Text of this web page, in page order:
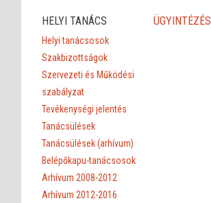
HELYI TANÁCS
Helyi tanácsosok
Szakbizottságok
Szervezeti és Működési
szabályzat
Tevékenységi jelentés
Tanácsülések
Tanácsülések (arhívum)
Belépőkapu-tanácsosok
Arhívum 2008-2012
Arhívum 2012-2016
ÜGYINTÉZÉS